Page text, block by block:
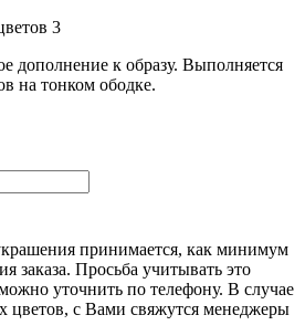
3
дополнение к образу. Выполняется
на тонком ободке.
принимается, как минимум
заказа. Просьба учитывать это
уточнить по телефону. В случае
цветов, с Вами свяжутся менеджеры